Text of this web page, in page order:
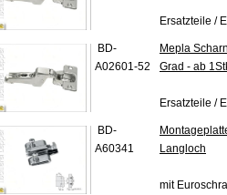
Ersatzteile /
BD-
A02601-52
Mepla
Grad - ab
Ersatzteile /
BD-
A60341
Langloch
mit